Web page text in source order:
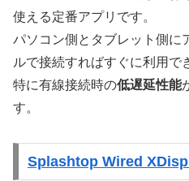
使える定番アプリです。
パソコン側とタブレット側に
ルで接続すればすぐに利用で
特に有線接続時の低遅延性能
す。
Splashtop Wired